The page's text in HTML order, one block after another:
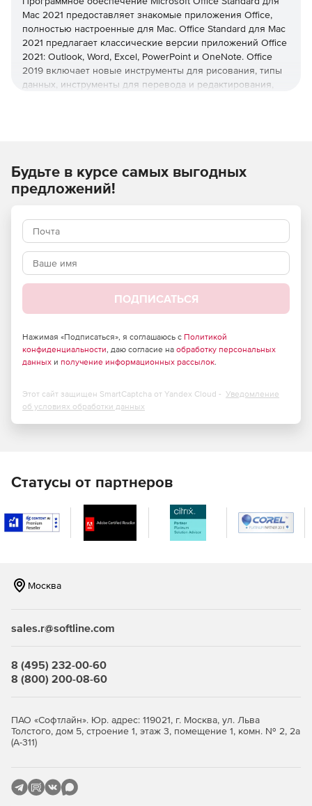
Mac 2021 предоставляет знакомые приложения Office,
полностью настроенные для Mac. Office Standard для Mac
2021 предлагает классические версии приложений Office
2021: Outlook, Word, Excel, PowerPoint и OneNote. Office
2019 включает новые инструменты для рисования, типы
данных, инструменты для перевода и редактирования,
количества лицензий потребуется номер
действующего соглашения OVL из личного кабинета
Standard
Standard
Профессиональный
Word +
Power
Point
+ + +
Publisher +
Online
business
Новое в приложениях Office Desktop в Office для Mac:
настраиваемые ленты Office.
SWITCH).
улучшенный роуминг-карандаш, экспорт видео 4K.
Будьте в курсе самых выгодных
предложений!
ПОДПИСАТЬСЯ
Нажимая «Подписаться», я соглашаюсь с Политикой
конфиденциальности, даю согласие на обработку персональных
данных и получение информационных рассылок.
Этот сайт защищен SmartCaptcha от Yandex Cloud - Уведомление
об условиях обработки данных
Статусы от партнеров
Москва
sales.r@softline.com
8 (495) 232-00-60
8 (800) 200-08-60
ПАО «Софтлайн». Юр. адрес: 119021, г. Москва, ул. Льва
Толстого, дом 5, строение 1, этаж 3, помещение 1, комн. № 2, 2а
(А-311)